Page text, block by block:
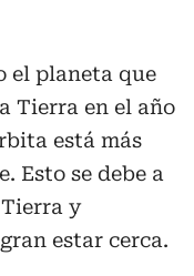
el planeta que
Tierra en el año
está más
Esto se debe a
y
estar cerca.